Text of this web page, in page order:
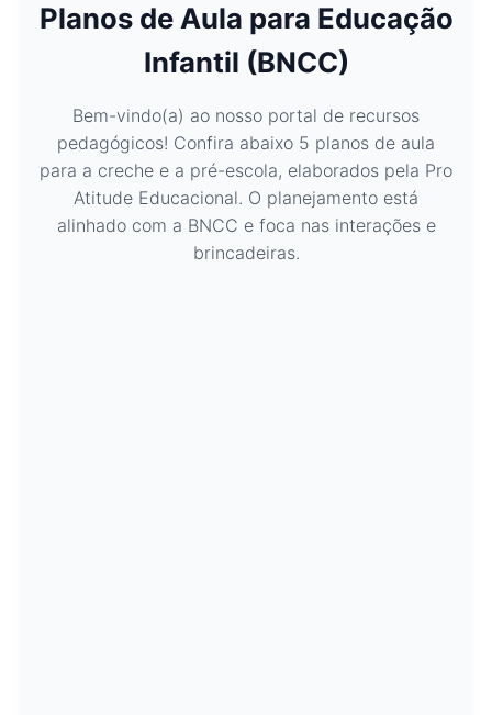
Planos de Aula para Educação
Infantil (BNCC)
Bem-vindo(a) ao nosso portal de recursos
pedagógicos! Confira abaixo 5 planos de aula
para a creche e a pré-escola, elaborados pela Pro
Atitude Educacional. O planejamento está
alinhado com a BNCC e foca nas interações e
brincadeiras.